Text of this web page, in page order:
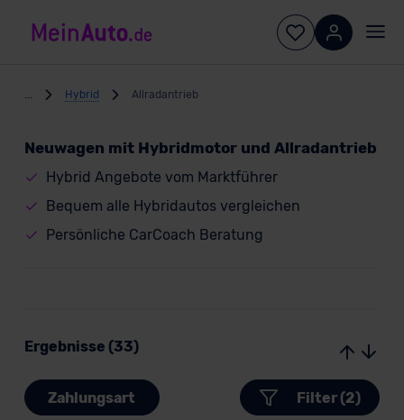
Hybrid Allradantrieb
Neuwagen mit Hybridmotor und Allradantrieb
Hybrid Angebote vom Marktführer
Bequem alle Hybridautos vergleichen
Persönliche CarCoach Beratung
Ergebnisse (33)
Zahlungsart Filter (2)